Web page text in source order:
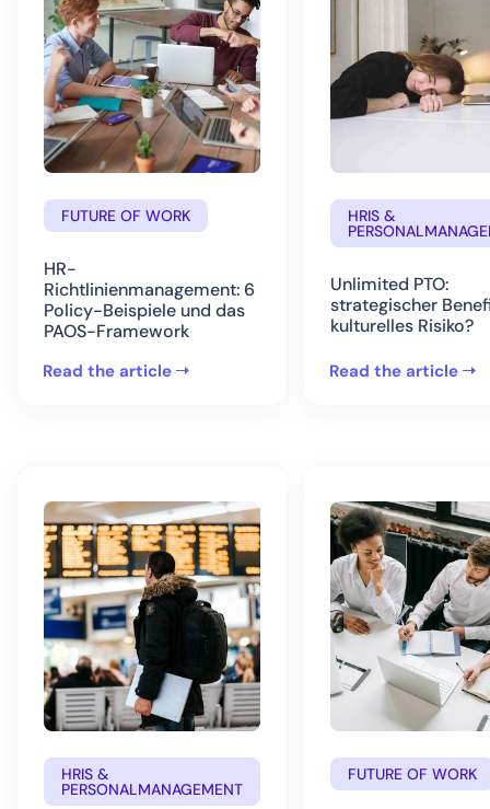
FUTURE OF WORK
HR-
Richtlinienmanagement: 6
Policy-Beispiele und das
PAOS-Framework
Read the article
HRIS &
Unlimited PTO:
strategischer
kulturelles Risiko?
Read the article
HRIS &
PERSONALMANAGEMENT
FUTURE OF WORK